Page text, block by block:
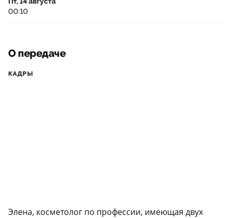
00:10
О передаче
КАДРЫ
Элена, косметолог по профессии, имеющая двух